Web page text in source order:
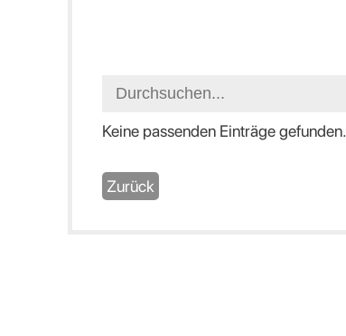
Keine passenden Einträge gefunden.
Zurück